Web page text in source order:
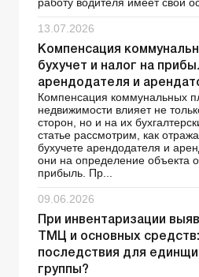
работу водителя имеет свои
13.07.2026
Компенсация
бухучет и налог на
арендодателя и
Компенсация коммунальных
недвижимости влияет не
сторон, но и на их
статье рассмотрим, как
бухучете арендодателя и
они на определение объекта
прибыль. Пр...
09.06.2026
При инвентаризации
ТМЦ и основных
последствия для
группы?